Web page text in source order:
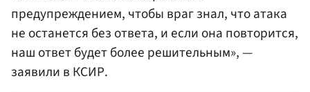
предупреждением, чтобы враг знал, что атака
не останется без ответа, и если она повторится,
наш ответ будет более решительным», —
заявили в КСИР.